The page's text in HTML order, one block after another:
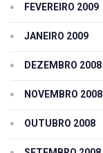
FEVEREIRO 2009
JANEIRO 2009
DEZEMBRO 2008
NOVEMBRO 2008
OUTUBRO 2008